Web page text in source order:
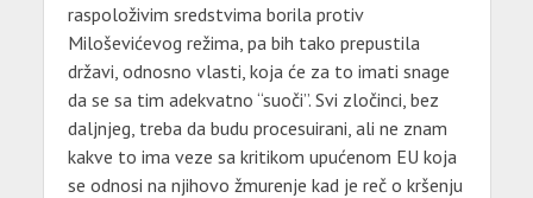
raspoloživim sredstvima borila protiv
Miloševićevog režima, pa bih tako prepustila
državi, odnosno vlasti, koja će za to imati snage
da se sa tim adekvatno “suoči”. Svi zločinci, bez
daljnjeg, treba da budu procesuirani, ali ne znam
kakve to ima veze sa kritikom upućenom EU koja
se odnosi na njihovo žmurenje kad je reč o kršenju